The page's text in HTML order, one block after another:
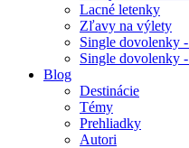
Lacné letenky
Zľavy na výlety
Single dovolenky
Single dovolenky
Blog
Destinácie
Témy
Prehliadky
Autori